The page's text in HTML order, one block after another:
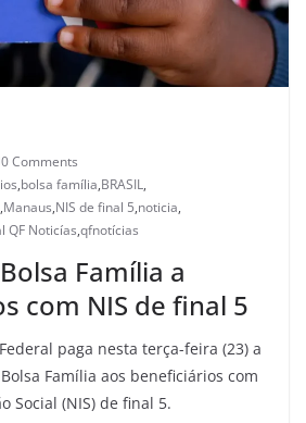
0 Comments
,bolsa família,BRASIL,
,Manaus,NIS de final 5,noticia,
QF Noticías,qfnotícias
Família a
com NIS de final 5
paga nesta terça-feira (23) a
Família aos beneficiários com
Social (NIS) de final 5.